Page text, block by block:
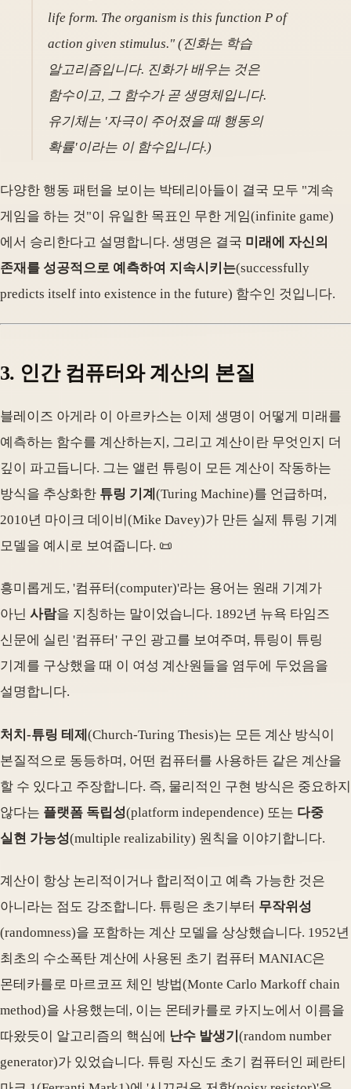
life form. The organism is this function P of
action given stimulus." (진화는 학습
알고리즘입니다. 진화가 배우는 것은
함수이고, 그 함수가 곧 생명체입니다.
유기체는 '자극이 주어졌을 때 행동의
확률'이라는 이 함수입니다.)
다양한 행동 패턴을 보이는 박테리아들이 결국 모두 "계속
게임을 하는 것"이 유일한 목표인 무한 게임(infinite game)
에서 승리한다고 설명합니다. 생명은 결국 미래에 자신의
존재를 성공적으로 예측하여 지속시키는(successfully
predicts itself into existence in the future) 함수인 것입니다.
3. 인간 컴퓨터와 계산의 본질
블레이즈 아게라 이 아르카스는 이제 생명이 어떻게 미래를
예측하는 함수를 계산하는지, 그리고 계산이란 무엇인지 더
깊이 파고듭니다. 그는 앨런 튜링이 모든 계산이 작동하는
방식을 추상화한 튜링 기계 (Turing Machine)를 언급하며,
2010년 마이크 데이비(Mike Davey)가 만든 실제 튜링 기계
모델을 예시로 보여줍니다. 📜
흥미롭게도, '컴퓨터(computer)'라는 용어는 원래 기계가
아닌 사람을 지칭하는 말이었습니다. 1892년 뉴욕 타임즈
신문에 실린 '컴퓨터' 구인 광고를 보여주며, 튜링이 튜링
기계를 구상했을 때 이 여성 계산원들을 염두에 두었음을
설명합니다.
처치-튜링 테제 (Church-Turing Thesis)는 모든 계산 방식이
본질적으로 동등하며, 어떤 컴퓨터를 사용하든 같은 계산을
할 수 있다고 주장합니다. 즉, 물리적인 구현 방식은 중요하지
않다는 플랫폼 독립성(platform independence) 또는 다중
실현 가능성(multiple realizability) 원칙을 이야기합니다.
계산이 항상 논리적이거나 합리적이고 예측 가능한 것은
아니라는 점도 강조합니다. 튜링은 초기부터 무작위성
(randomness)을 포함하는 계산 모델을 상상했습니다. 1952년
최초의 수소폭탄 계산에 사용된 초기 컴퓨터 MANIAC은
몬테카를로 마르코프 체인 방법(Monte Carlo Markoff chain
method)을 사용했는데, 이는 몬테카를로 카지노에서 이름을
따왔듯이 알고리즘의 핵심에
난수 발생기 (random number
generator)가 있었습니다. 튜링 자신도 초기 컴퓨터인 페란티